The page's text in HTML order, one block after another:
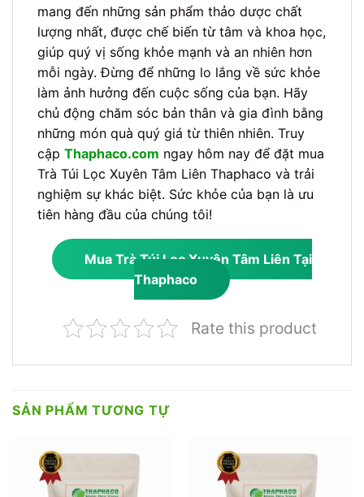
mang đến những sản phẩm thảo dược chất
lượng nhất, được chế biến từ tâm và khoa học,
giúp quý vị sống khỏe mạnh và an nhiên hơn
mỗi ngày. Đừng để những lo lắng về sức khỏe
làm ảnh hưởng đến cuộc sống của bạn. Hãy
chủ động chăm sóc bản thân và gia đình bằng
những món quà quý giá từ thiên nhiên. Truy
cập Thaphaco.com ngay hôm nay để đặt mua
Trà Túi Lọc Xuyên Tâm Liên Thaphaco và trải
nghiệm sự khác biệt. Sức khỏe của bạn là ưu
tiên hàng đầu của chúng tôi!
Mua Trà Túi Lọc Xuyên Tâm Liên Tại
Thaphaco
Rate this product
SẢN PHẨM TƯƠNG TỰ